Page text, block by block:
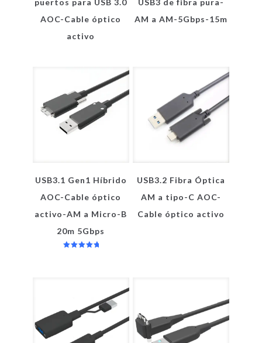
puertos para USB 3.0
AOC-Cable óptico
activo
USB3 de fibra pura-
AM a AM-5Gbps-15m
USB3.1 Gen1 Híbrido
AOC-Cable óptico
activo-AM a Micro-B
20m 5Gbps
USB3.2 Fibra Óptica
AM a tipo-C AOC-
Cable óptico activo